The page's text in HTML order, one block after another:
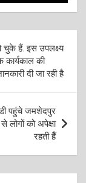
चुके हैं. इस उपलक्ष्य
कार्यकाल की
दी जा रही है
पहुंचे जमशेदपुर
लोगों को अपेक्षा
रहती हैँ